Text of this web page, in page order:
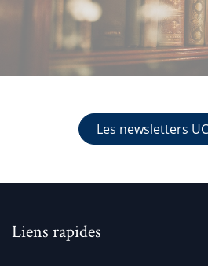
Les newsletters
Liens rapides